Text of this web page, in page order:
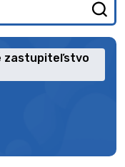
zastupiteľstvo